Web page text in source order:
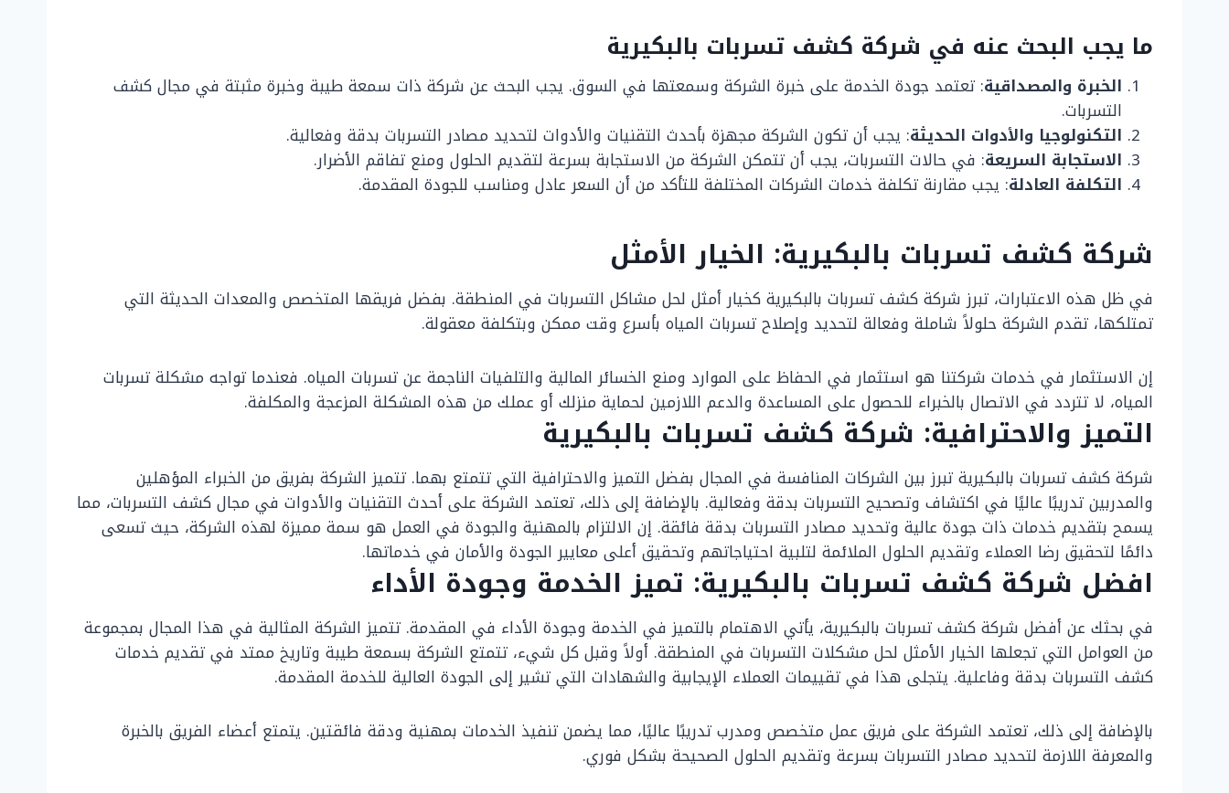
ما يجب البحث عنه في شركة كشف تسربات بالبكيرية
الخبرة والمصداقية: تعتمد جودة الخدمة على خبرة الشركة وسمعتها في السوق. يجب البحث عن شركة ذات سمعة طيبة وخبرة مثبتة في مجال كشف
التسربات.
التكنولوجيا والأدوات الحديثة: يجب أن تكون الشركة مجهزة بأحدث التقنيات والأدوات لتحديد مصادر التسربات بدقة وفعالية.
الاستجابة السريعة: في حالات التسربات، يجب أن تتمكن الشركة من الاستجابة بسرعة لتقديم الحلول ومنع تفاقم الأضرار.
التكلفة العادلة: يجب مقارنة تكلفة خدمات الشركات المختلفة للتأكد من أن السعر عادل ومناسب للجودة المقدمة.
شركة كشف تسربات بالبكيرية: الخيار الأمثل
في ظل هذه الاعتبارات، تبرز شركة كشف تسربات بالبكيرية كخيار أمثل لحل مشاكل التسربات في المنطقة. بفضل فريقها المتخصص والمعدات الحديثة التي
تمتلكها، تقدم الشركة حلولاً شاملة وفعالة لتحديد وإصلاح تسربات المياه بأسرع وقت ممكن وبتكلفة معقولة.
إن الاستثمار في خدمات شركتنا هو استثمار في الحفاظ على الموارد ومنع الخسائر المالية والتلفيات الناجمة عن تسربات المياه. فعندما تواجه مشكلة تسربات
المياه، لا تتردد في الاتصال بالخبراء للحصول على المساعدة والدعم اللازمين لحماية منزلك أو عملك من هذه المشكلة المزعجة والمكلفة.
التميز والاحترافية: شركة كشف تسربات بالبكيرية
شركة كشف تسربات بالبكيرية تبرز بين الشركات المنافسة في المجال بفضل التميز والاحترافية التي تتمتع بهما. تتميز الشركة بفريق من الخبراء المؤهلين
والمدربين تدريبًا عاليًا في اكتشاف وتصحيح التسربات بدقة وفعالية. بالإضافة إلى ذلك، تعتمد الشركة على أحدث التقنيات والأدوات في مجال كشف التسربات، مما
يسمح بتقديم خدمات ذات جودة عالية وتحديد مصادر التسربات بدقة فائقة. إن الالتزام بالمهنية والجودة في العمل هو سمة مميزة لهذه الشركة، حيث تسعى
دائمًا لتحقيق رضا العملاء وتقديم الحلول الملائمة لتلبية احتياجاتهم وتحقيق أعلى معايير الجودة والأمان في خدماتها.
افضل شركة كشف تسربات بالبكيرية: تميز الخدمة وجودة الأداء
في بحثك عن أفضل شركة كشف تسربات بالبكيرية، يأتي الاهتمام بالتميز في الخدمة وجودة الأداء في المقدمة. تتميز الشركة المثالية في هذا المجال بمجموعة
من العوامل التي تجعلها الخيار الأمثل لحل مشكلات التسربات في المنطقة. أولاً وقبل كل شيء، تتمتع الشركة بسمعة طيبة وتاريخ ممتد في تقديم خدمات
كشف التسربات بدقة وفاعلية. يتجلى هذا في تقييمات العملاء الإيجابية والشهادات التي تشير إلى الجودة العالية للخدمة المقدمة.
بالإضافة إلى ذلك، تعتمد الشركة على فريق عمل متخصص ومدرب تدريبًا عاليًا، مما يضمن تنفيذ الخدمات بمهنية ودقة فائقتين. يتمتع أعضاء الفريق بالخبرة
والمعرفة اللازمة لتحديد مصادر التسربات بسرعة وتقديم الحلول الصحيحة بشكل فوري.